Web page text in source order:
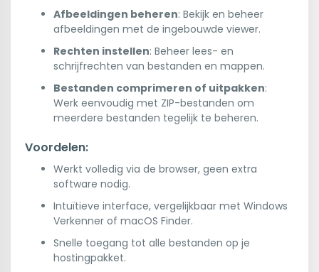
Afbeeldingen beheren: Bekijk en beheer
afbeeldingen met de ingebouwde viewer.
Rechten instellen: Beheer lees- en
schrijfrechten van bestanden en mappen.
Bestanden comprimeren of uitpakken:
Werk eenvoudig met ZIP-bestanden om
meerdere bestanden tegelijk te beheren.
Voordelen:
Werkt volledig via de browser, geen extra
software nodig.
Intuïtieve interface, vergelijkbaar met Windows
Verkenner of macOS Finder.
Snelle toegang tot alle bestanden op je
hostingpakket.